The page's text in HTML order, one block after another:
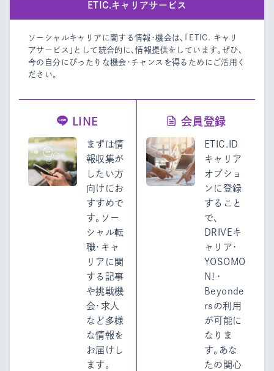
ETIC.キャリアサービス
ソーシャルキャリアに関する情報・機会は、「ETIC. キャリ
アサービス」として統合的に、情報提供をしています。 ぜひ、
今の自分にぴったりな機会・チャンスを得るためにご活用く
ださい。
LINE
まずは情
報収集が
したい方
向けにお
すすめで
す。ソー
シャル転
職・キャ
リアに関
する記事
や挑戦機
会・求人
など多様
な情報を
お届けし
ます。
会員登録
ETIC.ID
キャリア
オプショ
ンに登録
すること
で、
DRIVEキ
ャリア・
YOSOMO
N！・
Beyonde
rsの利用
が可能に
なりま
す。あな
たの関心